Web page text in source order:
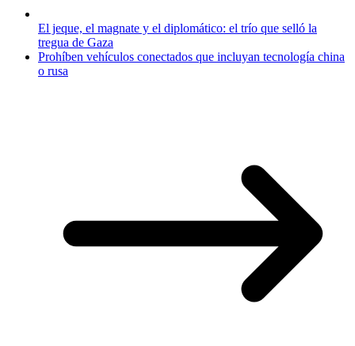
El jeque, el magnate y el diplomático: el trío que selló la
tregua de Gaza
Prohíben vehículos conectados que incluyan tecnología china
o rusa